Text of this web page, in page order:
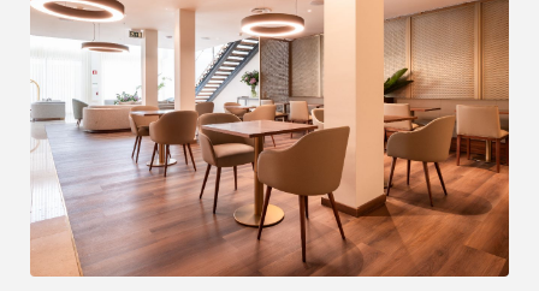
[{"url":"https:\/\/synergy.booking-
channel.com\/api\/hotels\/2990\/medias\/73#Quinta da
Maquia Hotel_Sintra_Early-Booking","name":""}]